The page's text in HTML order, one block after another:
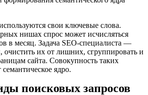
свои ключевые слова.
нишах спрос может исчисляться
в месяц. Задача SEO-специалиста —
очистить их от лишних, сгруппировать и
сайта. Совокупность таких
ядро.
поисковых запросов